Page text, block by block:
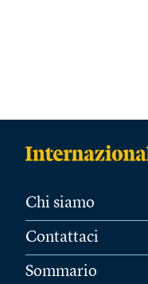
Chi siamo
Contattaci
Sommario